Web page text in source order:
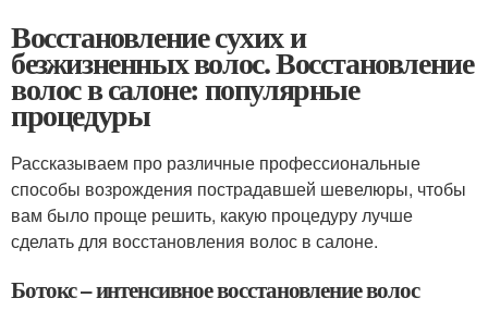
Восстановление сухих и
безжизненных волос. Восстановление
волос в салоне: популярные
процедуры
Рассказываем про различные профессиональные
способы возрождения пострадавшей шевелюры, чтобы
вам было проще решить, какую процедуру лучше
сделать для восстановления волос в салоне.
Ботокс – интенсивное восстановление волос